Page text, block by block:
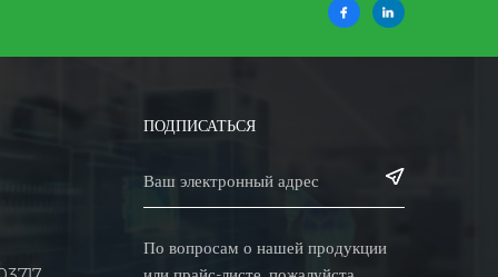
ПОДПИСАТЬСЯ
По вопросам о нашей продукции